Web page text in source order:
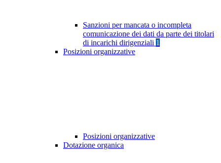
Sanzioni per mancata o incompleta
comunicazione dei dati da parte dei titolari
di incarichi dirigenziali 1
Posizioni organizzative
Posizioni organizzative
Dotazione organica